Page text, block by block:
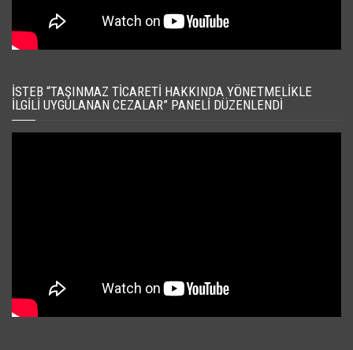
İSTEB “TAŞINMAZ TICARETI HAKKINDA YÖNETMELIKLE
İLGILI UYGULANAN CEZALAR” PANELI DÜZENLENDI